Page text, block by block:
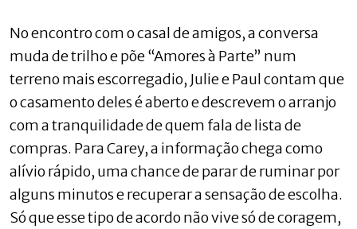
No encontro com o casal de amigos, a conversa
muda de trilho e põe “Amores à Parte” num
terreno mais escorregadio, Julie e Paul contam que
o casamento deles é aberto e descrevem o arranjo
com a tranquilidade de quem fala de lista de
compras. Para Carey, a informação chega como
alívio rápido, uma chance de parar de ruminar por
alguns minutos e recuperar a sensação de escolha.
Só que esse tipo de acordo não vive só de coragem,